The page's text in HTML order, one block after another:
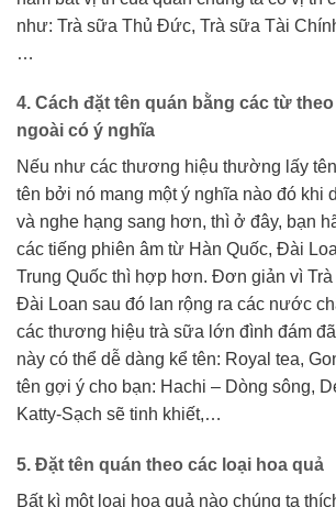
như: Trà sữa Thủ Đức, Trà sữa Tài
…
4. Cách đặt tên quán bằng các từ
ngoài có ý nghĩa
Nếu như các thương hiệu thường lấy
tên bởi nó mang một ý nghĩa nào đó khi
và nghe hạng sang hơn, thì ở đây, bạn
các tiếng phiên âm từ Hàn Quốc, Đài
Trung Quốc thì hợp hơn. Đơn giản vì
Đài Loan sau đó lan rộng ra các nước
các thương hiệu trà sữa lớn đình đám
này có thể dễ dàng kể tên: Royal tea,
tên gợi ý cho bạn: Hachi – Dòng sông,
Katty-Sạch sẽ tinh khiết,…
5. Đặt tên quán theo các loại hoa quả
Bất kì một loại hoa quả nào chúng ta